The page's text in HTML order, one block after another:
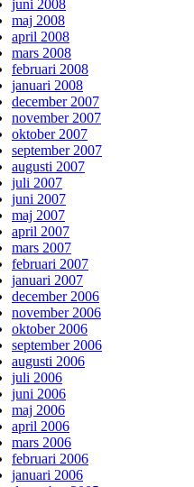
juni 2008
maj 2008
april 2008
mars 2008
februari 2008
januari 2008
december 2007
november 2007
oktober 2007
september 2007
augusti 2007
juli 2007
juni 2007
maj 2007
april 2007
mars 2007
februari 2007
januari 2007
december 2006
november 2006
oktober 2006
september 2006
augusti 2006
juli 2006
juni 2006
maj 2006
april 2006
mars 2006
februari 2006
januari 2006